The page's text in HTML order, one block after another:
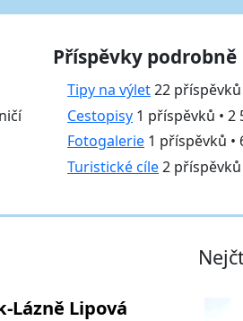
Příspěvky podrobně
Tipy na výlet22
Cestopisy 1 příspěvků • 2
Fotogalerie 1 příspěvků •
Turistické cíle2
Lázně Lipová